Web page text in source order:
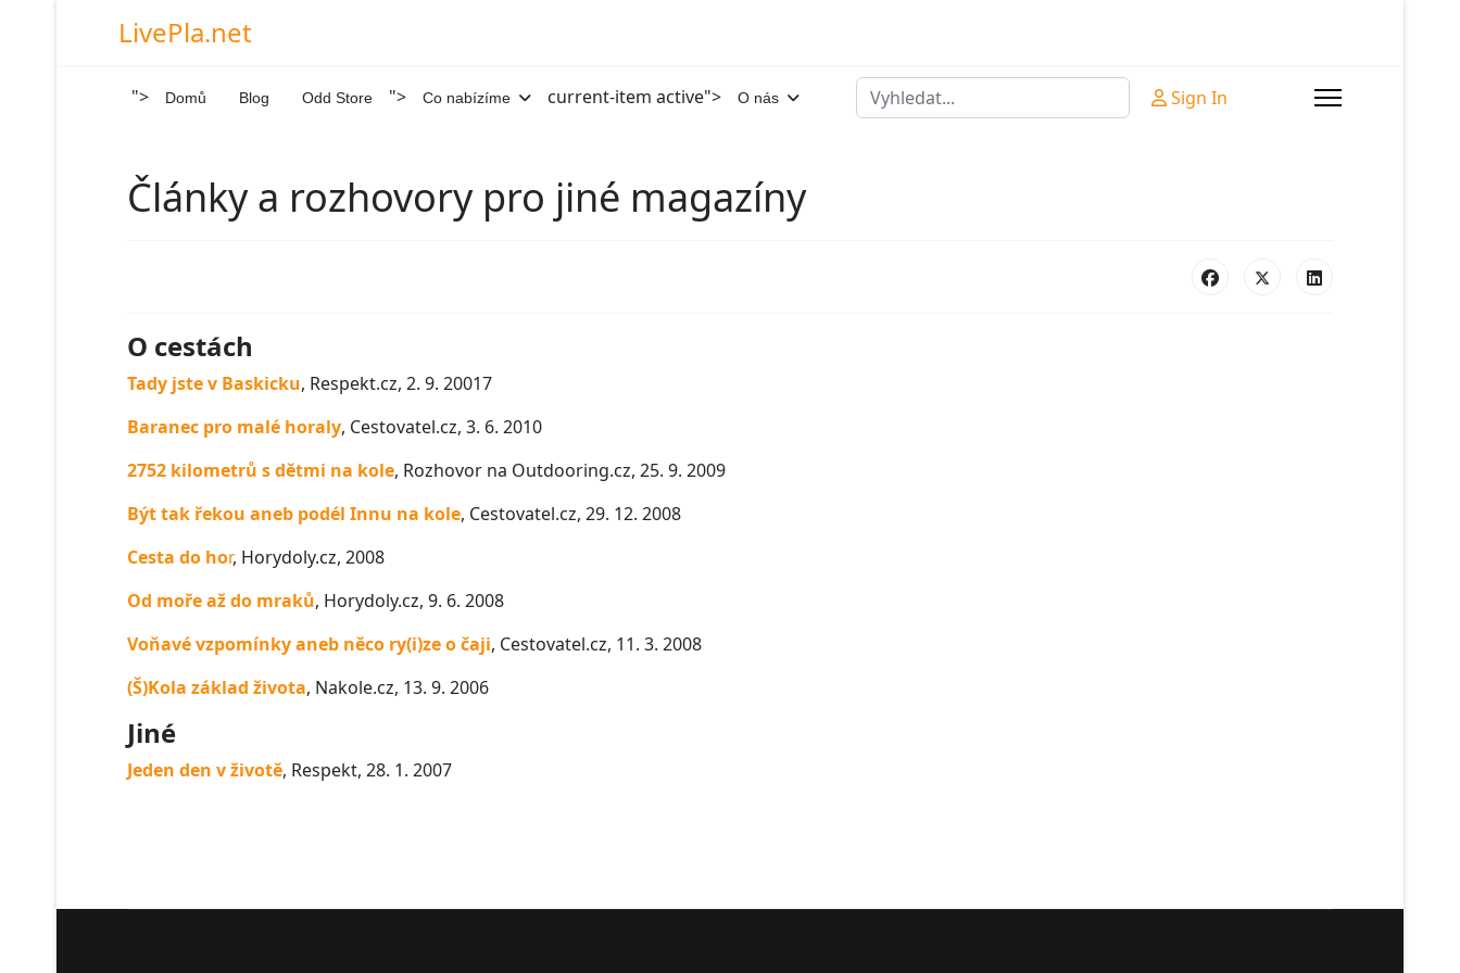
LivePla.net
"> Domů Blog Odd Store "> Co nabízíme current-item active"> O nás Hledat Sign In
Články a rozhovory pro jiné magazíny
O cestách
Tady jste v Baskicku, Respekt.cz, 2. 9. 20017
Baranec pro malé horaly, Cestovatel.cz, 3. 6. 2010
2752 kilometrů s dětmi na kole, Rozhovor na Outdooring.cz, 25. 9. 2009
Být tak řekou aneb podél Innu na kole, Cestovatel.cz, 29. 12. 2008
Cesta do hor, Horydoly.cz, 2008
Od moře až do mraků, Horydoly.cz, 9. 6. 2008
Voňavé vzpomínky aneb něco ry(i)ze o čaji, Cestovatel.cz, 11. 3. 2008
(Š)Kola základ života, Nakole.cz, 13. 9. 2006
Jiné
Jeden den v životě, Respekt, 28. 1. 2007